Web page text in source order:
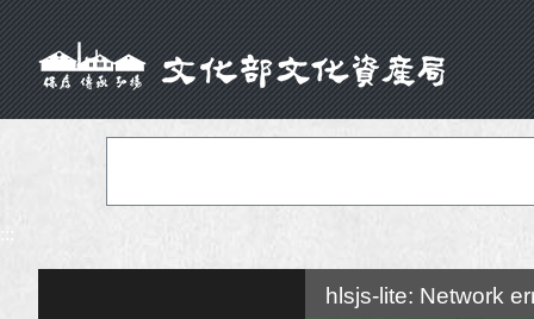
hlsjs-lite: Network